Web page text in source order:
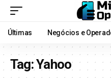
Últimas Negócios e
Tag:Yahoo